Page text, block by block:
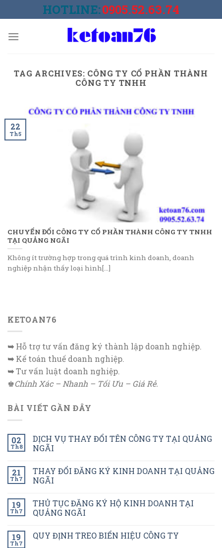
to
HOTLINE:0905.52.63.74
TAG ARCHIVES: CÔNG TY CỔ PHẦN THÀNH
CÔNG TY TNHH
CHUYỂN ĐỔI CÔNG TY CỔ PHẦN THÀNH CÔNG TY TNHH
TẠI QUẢNG NGÃI
Không ít trường hợp trong quá trình kinh doanh, doanh
nghiệp nhận thấy loại hình[...]
22
Th5
KETOAN76
➥Hỗ trợ tư vấn đăng ký thành lập doanh nghiệp.
➥Kế toán thuế doanh nghiệp.
➥Tư vấn luật doanh nghiệp.
♚Chính Xác – Nhanh – Tối Ưu – Giá Rẻ.
BÀI VIẾT GẦN ĐÂY
02
Th8
DỊCH VỤ THAY ĐỔI TÊN CÔNG TY TẠI QUẢNG
NGÃI
21
Th7
THAY ĐỔI ĐĂNG KÝ KINH DOANH TẠI QUẢNG
NGÃI
19
Th7
THỦ TỤC ĐĂNG KÝ HỘ KINH DOANH TẠI
QUẢNG NGÃI
19
Th7
QUY ĐỊNH TREO BIỂN HIỆU CÔNG TY